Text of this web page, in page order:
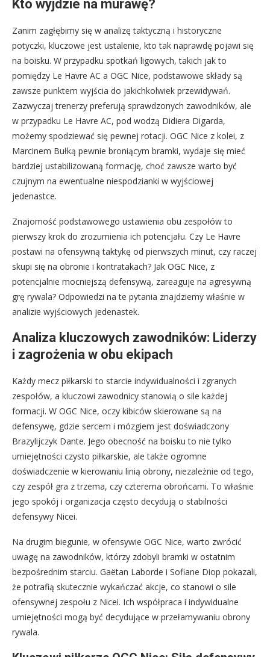
Kto wyjdzie na murawę?
Zanim zagłębimy się w analizę taktyczną i historyczne
potyczki, kluczowe jest ustalenie, kto tak naprawdę pojawi się
na boisku. W przypadku spotkań ligowych, takich jak to
pomiędzy Le Havre AC a OGC Nice, podstawowe składy są
zawsze punktem wyjścia do jakichkolwiek przewidywań.
Zazwyczaj trenerzy preferują sprawdzonych zawodników, ale
w przypadku Le Havre AC, pod wodzą Didiera Digarda,
możemy spodziewać się pewnej rotacji. OGC Nice z kolei, z
Marcinem Bułką pewnie broniącym bramki, wydaje się mieć
bardziej ustabilizowaną formację, choć zawsze warto być
czujnym na ewentualne niespodzianki w wyjściowej
jedenastce.
Znajomość podstawowego ustawienia obu zespołów to
pierwszy krok do zrozumienia ich potencjału. Czy Le Havre
postawi na ofensywną taktykę od pierwszych minut, czy raczej
skupi się na obronie i kontratakach? Jak OGC Nice, z
potencjalnie mocniejszą defensywą, zareaguje na agresywną
grę rywala? Odpowiedzi na te pytania znajdziemy właśnie w
analizie wyjściowych jedenastek.
Analiza kluczowych zawodników: Liderzy
i zagrożenia w obu ekipach
Każdy mecz piłkarski to starcie indywidualności i zgranych
zespołów, a kluczowi zawodnicy stanowią o sile każdej
formacji. W OGC Nice, oczy kibiców skierowane są na
defensywę, gdzie sercem i mózgiem jest doświadczony
Brazylijczyk Dante. Jego obecność na boisku to nie tylko
umiejętności czysto piłkarskie, ale także ogromne
doświadczenie w kierowaniu linią obrony, niezależnie od tego,
czy zespół gra z trzema, czy czterema obrońcami. To właśnie
jego spokój i organizacja często decydują o stabilności
defensywy Nicei.
Na drugim biegunie, w ofensywie OGC Nice, warto zwrócić
uwagę na zawodników, którzy zdobyli bramki w ostatnim
bezpośrednim starciu. Gaëtan Laborde i Sofiane Diop pokazali,
że potrafią skutecznie wykańczać akcje, co stanowi o sile
ofensywnej zespołu z Nicei. Ich współpraca i indywidualne
umiejętności mogą być decydujące w przełamywaniu obrony
rywala.